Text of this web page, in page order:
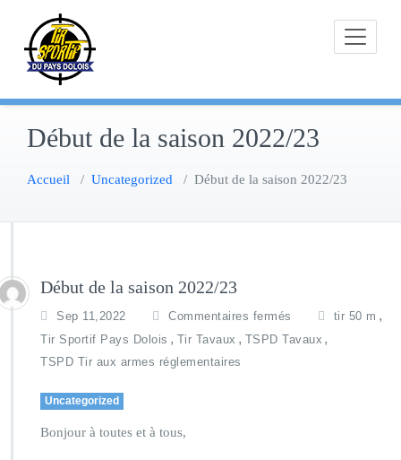
content
Début de la saison 2022/23
Accueil / Uncategorized / Début de la saison 2022/23
Début de la saison 2022/23
Sep 11,2022 Commentaires fermés tir 50 m ,
Tir Sportif Pays Dolois , Tir Tavaux , TSPD Tavaux ,
TSPD Tir aux armes réglementaires
Uncategorized
Bonjour à toutes et à tous,